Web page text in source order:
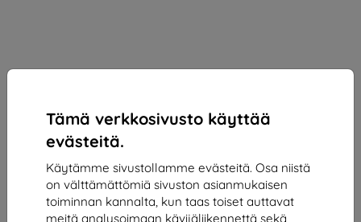
Tämä verkkosivusto käyttää
evästeitä.
Käytämme sivustollamme evästeitä. Osa niistä
on välttämättömiä sivuston asianmukaisen
toiminnan kannalta, kun taas toiset auttavat
meitä analysoimaan kävijäliikennettä sekä
3mk ARC+ Protective film for Motorola Razr 70
Plus/ Razr 70 Ultra